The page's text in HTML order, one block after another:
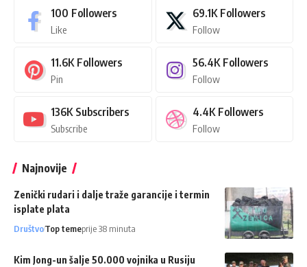
100 Followers
Like
69.1K Followers
Follow
11.6K Followers
Pin
56.4K Followers
Follow
136K Subscribers
Subscribe
4.4K Followers
Follow
Najnovije
Zenički rudari i dalje traže garancije i termin
isplate plata
DruštvoTop temeprije 38 minuta
Kim Jong-un šalje 50.000 vojnika u Rusiju